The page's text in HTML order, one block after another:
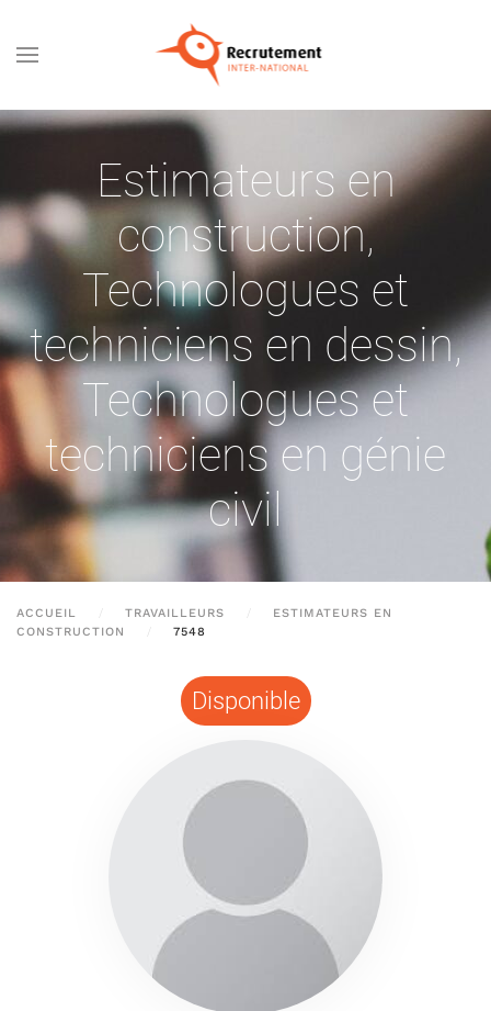
Passer au contenu principal
Estimateurs en
construction,
Technologues et
techniciens en dessin,
Technologues et
techniciens en génie
civil
ACCUEIL TRAVAILLEURS
ESTIMATEURS EN
CONSTRUCTION
7548
Disponible